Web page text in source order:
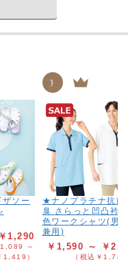
ソー
1,290
1,089 ～
1,419）
3
★ナノプラチナ抗菌
臭 さらっと凹凸衿
色ワークシャツ(男
兼用)
￥1,590 ～ ￥
（税込￥